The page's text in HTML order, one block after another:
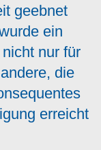
geebnet
ein
nur für
die
erreicht